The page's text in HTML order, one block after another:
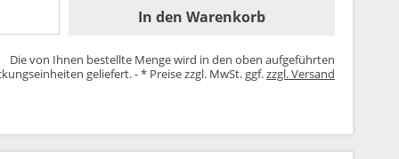
In den Warenkorb
Die von Ihnen bestellte Menge wird in den oben aufgeführten
geliefert. - * Preise zzgl. MwSt. ggf.zzgl. Versand